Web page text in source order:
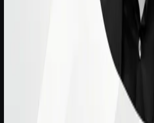
Compartir en Telegram